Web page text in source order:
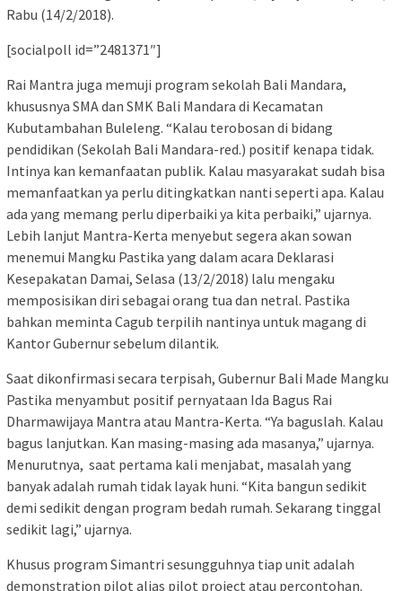
Rabu (14/2/2018).
[socialpoll id=”2481371″]
Rai Mantra juga memuji program sekolah Bali Mandara,
khususnya SMA dan SMK Bali Mandara di Kecamatan
Kubutambahan Buleleng. “Kalau terobosan di bidang
pendidikan (Sekolah Bali Mandara-red.) positif kenapa tidak.
Intinya kan kemanfaatan publik. Kalau masyarakat sudah bisa
memanfaatkan ya perlu ditingkatkan nanti seperti apa. Kalau
ada yang memang perlu diperbaiki ya kita perbaiki,” ujarnya.
Lebih lanjut Mantra-Kerta menyebut segera akan sowan
menemui Mangku Pastika yang dalam acara Deklarasi
Kesepakatan Damai, Selasa (13/2/2018) lalu mengaku
memposisikan diri sebagai orang tua dan netral. Pastika
bahkan meminta Cagub terpilih nantinya untuk magang di
Kantor Gubernur sebelum dilantik.
Saat dikonfirmasi secara terpisah, Gubernur Bali Made Mangku
Pastika menyambut positif pernyataan Ida Bagus Rai
Dharmawijaya Mantra atau Mantra-Kerta. “Ya baguslah. Kalau
bagus lanjutkan. Kan masing-masing ada masanya,” ujarnya.
Menurutnya, saat pertama kali menjabat, masalah yang
banyak adalah rumah tidak layak huni. “Kita bangun sedikit
demi sedikit dengan program bedah rumah. Sekarang tinggal
sedikit lagi,” ujarnya.
Khusus program Simantri sesungguhnya tiap unit adalah
demonstration pilot alias pilot project atau percontohan.